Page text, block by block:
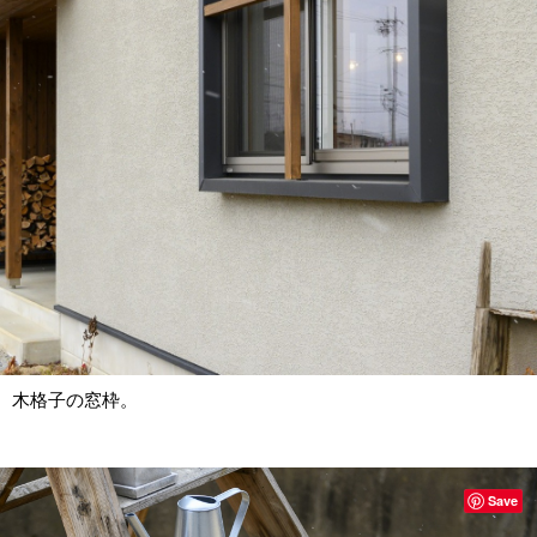
木格子の窓枠。
Save